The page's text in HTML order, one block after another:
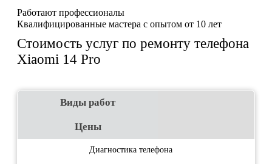
Работают профессионалы
Квалифицированные мастера с опытом от 10 лет
Стоимость услуг по ремонту телефона
Xiaomi 14 Pro
Виды работ
Цены
Диагностика телефона